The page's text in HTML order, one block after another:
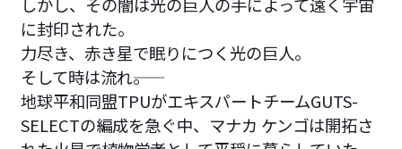
に封印された。
力尽き、赤き星で眠りにつく光の巨人。
そして時は流れ――。
地球平和同盟TPUがエキスパートチームGUTS-
SELECTの編成を急ぐ中、マナカ ケンゴは開拓さ